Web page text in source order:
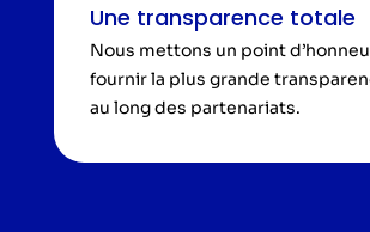
Une transparence totale
Nous mettons un point
fournir la plus grande
au long des partenariats.